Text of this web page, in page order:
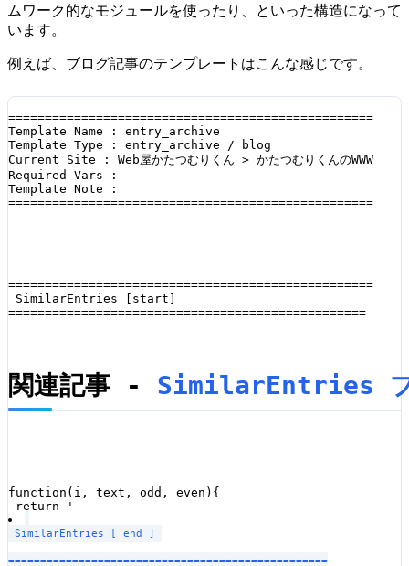
ムワーク的なモジュールを使ったり、といった構造になって
います。
例えば、ブログ記事のテンプレートはこんな感じです。
==================================================
Template Name : entry_archive
Template Type : entry_archive / blog
Current Site : Web屋かたつむりくん > かたつむりくんのWWW
Required Vars :
Template Note :
==================================================
==================================================
SimilarEntries [start]
=================================================
関連記事 - SimilarEntries プ
function(i, text, odd, even){
return '
SimilarEntries [ end ]
==================================================